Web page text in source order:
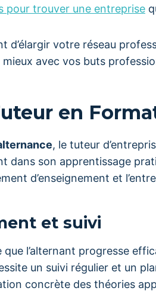
pour trouver une entreprise
d’élargir votre réseau
mieux avec vos buts
en
, le tuteur
dans son apprentissage
d’enseignement et
et suivi
l’alternant progresse
un suivi régulier et un
concrète des théories